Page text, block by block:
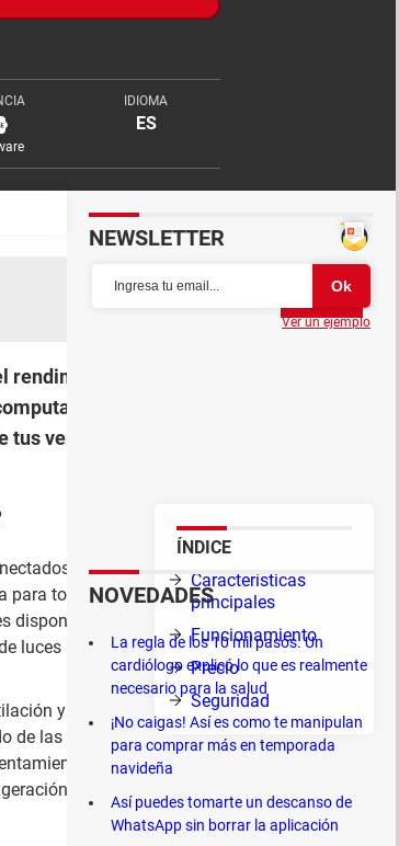
IDIOMA
ES
Partager
rendimiento y la iluminación de todos
Además de la luz, podrás
ventiladores, entre otros detalles
ÍNDICE
Características
principales
Funcionamiento
Precio
Seguridad
a tu
para todo el
disponibles
luces
y
de las
automáticas, lo que multiplica la
NEWSLETTER
Ver un ejemplo
NOVEDADES
La regla de los 10 mil pasos. Un
cardiólogo explicó lo que es realmente
necesario para la salud
¡No caigas! Así es como te manipulan
para comprar más en temporada
navideña
Así puedes tomarte un descanso de
WhatsApp sin borrar la aplicación